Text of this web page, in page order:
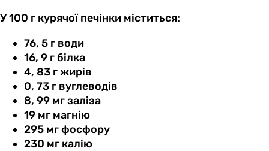
У 100 г курячої печінки міститься:
76, 5 г води
16, 9 г білка
4, 83 г жирів
0, 73 г вуглеводів
8, 99 мг заліза
19 мг магнію
295 мг фосфору
230 мг калію